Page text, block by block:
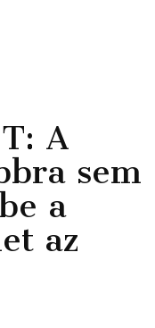
A
sem
a
az